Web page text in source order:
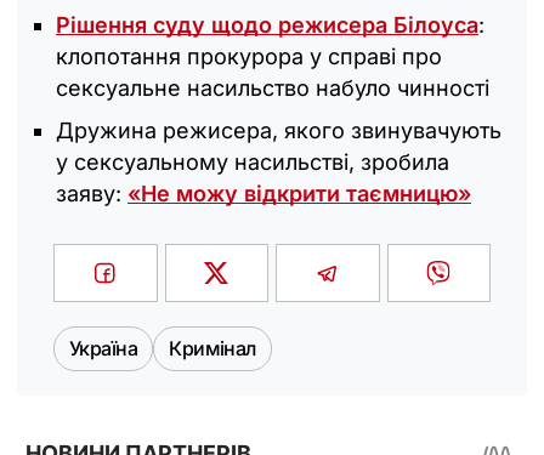
Рішення суду щодо режисера Білоуса:
клопотання прокурора у справі про
сексуальне насильство набуло чинності
Дружина режисера, якого звинувачують
у сексуальному насильстві, зробила
заяву: «‎Не можу відкрити таємницю»
Україна Кримінал